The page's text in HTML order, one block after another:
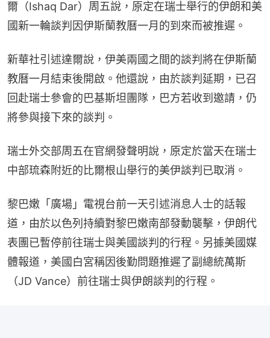
爾（Ishaq Dar）周五說，原定在瑞士舉行的伊朗和美
國新一輪談判因伊斯蘭教曆一月的到來而被推遲。
新華社引述達爾說，伊美兩國之間的談判將在伊斯蘭
教曆一月結束後開啟。他還說，由於談判延期，已召
回赴瑞士參會的巴基斯坦團隊，巴方若收到邀請，仍
將參與接下來的談判。
瑞士外交部周五在官網發聲明說，原定於當天在瑞士
中部琉森附近的比爾根山舉行的美伊談判已取消。
黎巴嫩「廣場」電視台前一天引述消息人士的話報
道，由於以色列持續對黎巴嫩南部發動襲擊，伊朗代
表團已暫停前往瑞士與美國談判的行程。另據美國媒
體報道，美國白宮稱因後勤問題推遲了副總統萬斯
（JD Vance）前往瑞士與伊朗談判的行程。